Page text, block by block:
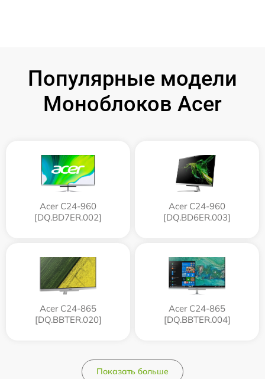
Популярные модели
Моноблоков Acer
Acer C24-960
[DQ.BD7ER.002]
Acer C24-960
[DQ.BD6ER.003]
Acer C24-865
[DQ.BBTER.020]
Acer C24-865
[DQ.BBTER.004]
Показать больше